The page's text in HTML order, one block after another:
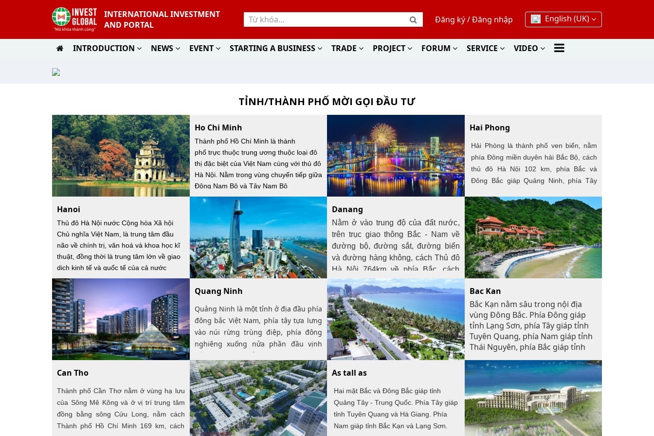
INTERNATIONAL INVESTMENT
AND PORTAL
Đăng ký/Đăng nhập English (UK)
INTRODUCTION NEWS EVENT STARTING A BUSINESS TRADE PROJECT FORUM SERVICE VIDEO
TỈNH/THÀNH PHỐ MỜI GỌI ĐẦU TƯ
Hanoi
Thủ đô Hà Nội nước Cộng hòa Xã hội
Chủ nghĩa Việt Nam, là trung tâm đầu
não về chính trị, văn hoá và khoa học kĩ
thuật, đồng thời là trung tâm lớn về giao
dịch kinh tế và quốc tế của cả nước
Ho Chi Minh
Thành phố Hồ Chí Minh là thành
phố trực thuộc trung ương thuộc loại đô
thị đặc biệt của Việt Nam cùng với thủ đô
Hà Nội. Nằm trong vùng chuyển tiếp giữa
Đông Nam Bộ và Tây Nam Bộ
Danang
Nằm ở vào trung độ của đất nước,
trên trục giao thông Bắc - Nam về
đường bộ, đường sắt, đường biển
và đường hàng không, cách Thủ đô
Hà Nội 764km về phía Bắc, cách
thành phố Hồ Chí Minh 964 km về
phía Nam. Ngoài ra, Đà Nẵng còn là
trung điểm của 4 di sản văn hoá thế
giới nổi tiếng là cố đô Huế, Phố cổ
Hội An, Thánh địa Mỹ Sơn và Rừng
quốc gia Phong Nha - Kẻ Bàng.
Hai Phong
Hải Phòng là thành phố ven biển, nằm
phía Đông miền duyên hải Bắc Bộ, cách
thủ đô Hà Nội 102 km, phía Bắc và
Đông Bắc giáp Quảng Ninh, phía Tây
Thái Bình và phía Đông là bờ biển chạy
dài theo hướng Tây Bắc – Đông Nam từ
phía Đông đảo Cát Hải đến cửa sông
Thái Bình. Là nơi hội tụ đầy đủ các lợi
thế về đường biển, đường sắt, đường
bộ và đường hàng không, giao lưu
thuận lợi với các tỉnh trong cả nước và
Can Tho
Thành phố Cần Thơ nằm ở vùng hạ lưu
của Sông Mê Kông và ở vị trí trung tâm
đồng bằng sông Cửu Long, nằm cách
Thành phố Hồ Chí Minh 169 km, cách
Quang Ninh
Quảng Ninh là một tỉnh ở địa đầu phía
đông bắc Việt Nam, phía tây tựa lưng
vào núi rừng trùng điệp, phía đông
nghiêng xuống nửa phần đầu vịnh
Bắc bộ với bờ biển khúc khuỷu nhiều
cửa sông.
Quảng Ninh có tọa độ địa lý khoảng
106o26' đến 108o31' kinh độ đông và
từ 20o40' đến 21o40' vĩ độ bắc. Bề
ngang từ đông sang tây, nơi rộng nhất
là 195km. Bề dọc từ bắc xuống nam
As tall as
Hai mặt Bắc và Đông Bắc giáp tỉnh
Quảng Tây - Trung Quốc. Phía Tây giáp
tỉnh Tuyên Quang và Hà Giang. Phía
Nam giáp tỉnh Bắc Kạn và Lạng Sơn.
Bac Kan
Bắc Kạn nằm sâu trong nội địa
vùng Đông Bắc. Phía Đông giáp
tỉnh Lạng Sơn, phía Tây giáp tỉnh
Tuyên Quang, phía Nam giáp tỉnh
Thái Nguyên, phía Bắc giáp tỉnh
Cao Bằng. Thị xã tỉnh lỵ cách Thủ
đô Hà Nội 170 km.